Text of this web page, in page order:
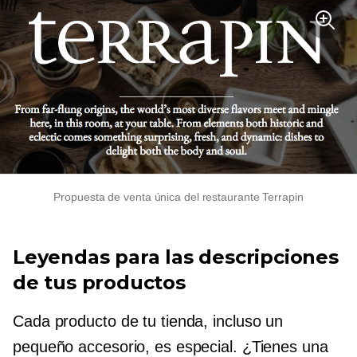
Propuesta de venta única del restaurante Terrapin
Leyendas para las descripciones
de tus productos
Cada producto de tu tienda, incluso un
pequeño accesorio, es especial. ¿Tienes una